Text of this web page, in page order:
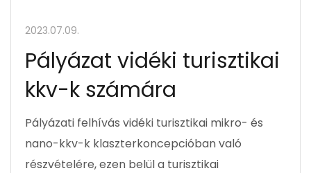
2023.07.09.
Pályázat vidéki turisztikai
kkv-k számára
Pályázati felhívás vidéki turisztikai mikro- és
nano-kkv-k klaszterkoncepcióban való
részvételére, ezen belül a turisztikai